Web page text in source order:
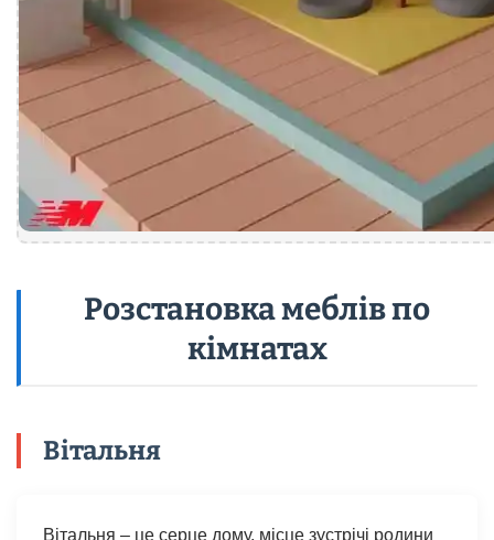
Розстановка меблів по
кімнатах
Вітальня
Вітальня – це серце дому, місце зустрічі родини